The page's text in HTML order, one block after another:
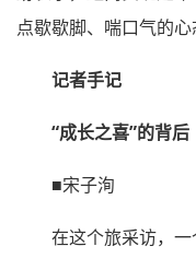
点歇歇脚、喘口气的心
记者手记
“成长之喜”的背后
■宋子洵
在这个旅采访，